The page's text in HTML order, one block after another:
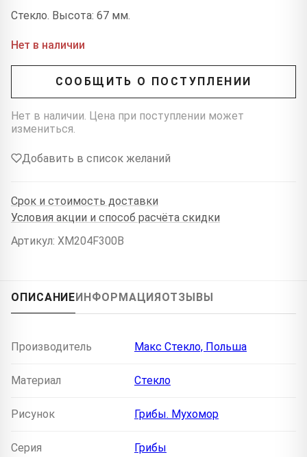
Стекло. Высота: 67 мм.
Нет в наличии
СООБЩИТЬ О ПОСТУПЛЕНИИ
Нет в наличии. Цена при поступлении может
измениться.
Добавить в список желаний
Срок и стоимость доставки
Условия акции и способ расчёта скидки
Артикул: XM204F300B
ОПИСАНИЕИНФОРМАЦИЯОТЗЫВЫ
Производитель Макс Стекло, Польша
Материал Стекло
Рисунок Грибы. Мухомор
Серия Грибы